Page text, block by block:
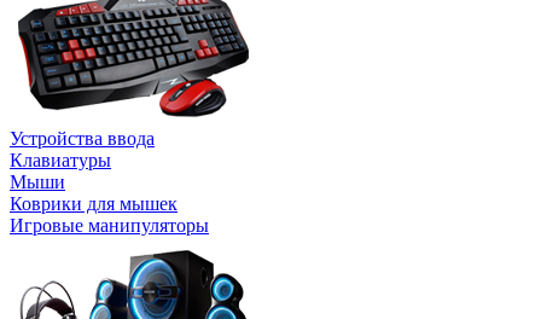
Устройства ввода
Клавиатуры
Мыши
Коврики для мышек
Игровые манипуляторы